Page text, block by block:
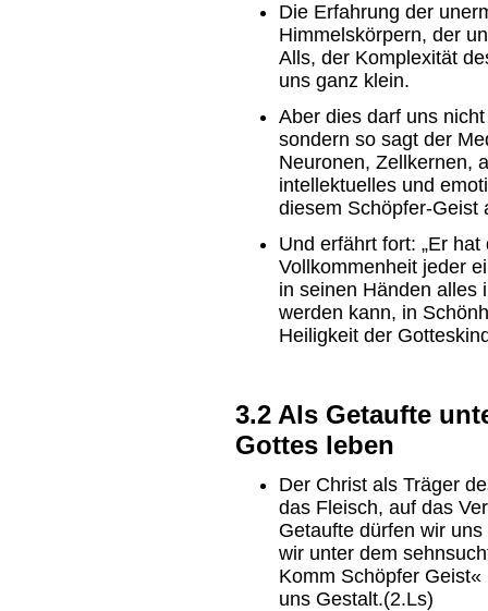
Die Erfahrung der
Himmelskörpern, der
Alls, der Komplexität
uns ganz klein.
Aber dies darf uns
sondern so sagt der
Neuronen, Zellkernen,
intellektuelles und
diesem Schöpfer-Geist
Und erfährt fort: „Er
Vollkommenheit jeder
in seinen Händen alles
werden kann, in
Heiligkeit der
3.2 Als Getaufte
Gottes leben
Der Christ als Träger
das Fleisch, auf das
Getaufte dürfen wir
wir unter dem
Komm Schöpfer
uns Gestalt.(2.Ls)